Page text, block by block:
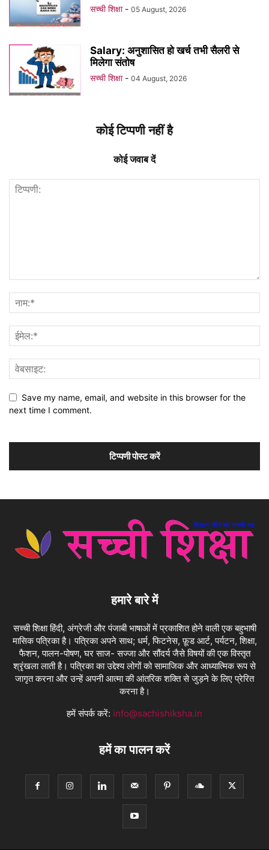
सच्ची शिक्षा - 05 August, 2026
Salary: अनुशासित हो खर्च तभी सैलरी से
मिलेगा संतोष
सच्ची शिक्षा - 04 August, 2026
कोई टिप्पणी नहीं है
कोई जवाब दें
Save my name, email, and website in this browser for the
next time I comment.
हमारे बारे में
सच्ची शिक्षा हिंदी, अंग्रेजी और पंजाबी भाषाओं में प्रकाशित होने वाली एक बहुभाषी
मासिक पत्रिका है। पत्रिका अपने साथ; धर्म, फिटनेस, फ़ूड आर्ट, पर्यटन, शिक्षा,
फैशन, पालन-पोषण, घर साज- सज्जा और सौंदर्य जैसे विषयों की एक विस्तृत
श्रृंखला लाती है। पत्रिका का उद्देश्य लोगों को सामाजिक और आध्यात्मिक रूप से
जागृत करना और उन्हें अपनी आत्मा की आंतरिक शक्ति से जुड़ने के लिए प्रेरित
करना है।
हमें संपर्क करें: info@sachishiksha.in
हमें का पालन करें